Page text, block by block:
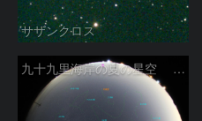
サザンクロス
九十九里海岸の夏の星空 260518